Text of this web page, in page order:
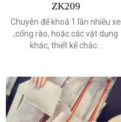
ZK209
Chuyên để khoá 1 lần nhiều xe
,cổng rào, hoặc các vật dụng
khác, thiết kế chắc...